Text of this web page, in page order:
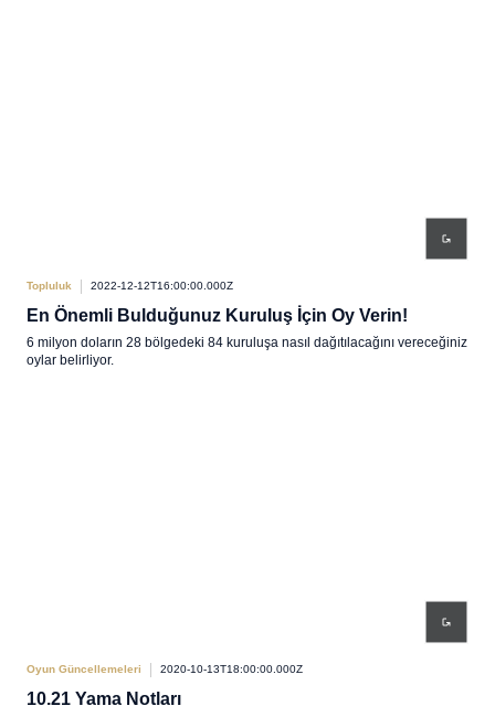
Topluluk 2022-12-12T16:00:00.000Z
En Önemli Bulduğunuz Kuruluş İçin Oy Verin!
6 milyon doların 28 bölgedeki 84 kuruluşa nasıl dağıtılacağını vereceğiniz
oylar belirliyor.
Oyun Güncellemeleri 2020-10-13T18:00:00.000Z
10.21 Yama Notları